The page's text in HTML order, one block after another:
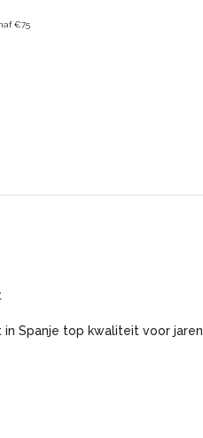
€75
in Spanje top kwaliteit voor jaren